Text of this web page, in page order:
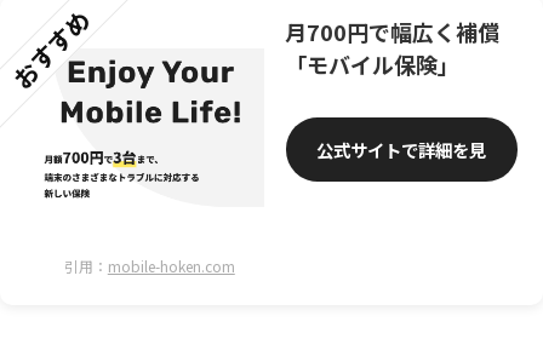
おすすめ
引用： mobile-hoken.com
月700円で幅広く補償
「モバイル保険」
公式サイトで詳細を見